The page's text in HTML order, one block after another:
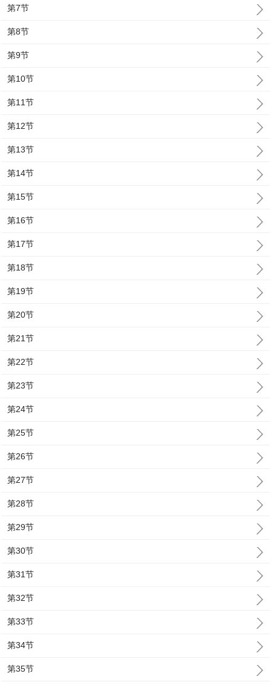
第7节
第8节
第9节
第10节
第11节
第12节
第13节
第14节
第15节
第16节
第17节
第18节
第19节
第20节
第21节
第22节
第23节
第24节
第25节
第26节
第27节
第28节
第29节
第30节
第31节
第32节
第33节
第34节
第35节